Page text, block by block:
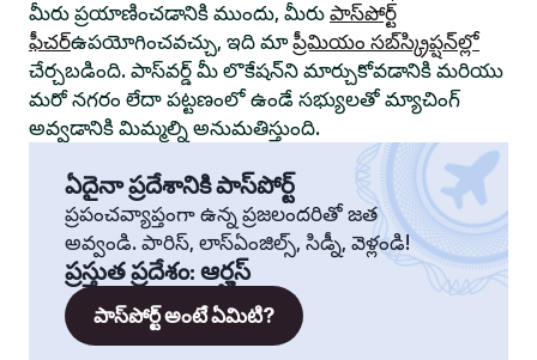
మీరు ప్రయాణించడానికి ముందు, మీరు పాస్‌పోర్ట్
ఫీచర్ఉపయోగించవచ్చు, ఇది మాప్రీమియం సబ్‌స్క్రిప్షన్‌ల్లో
చేర్చబడింది. పాస్‌వర్డ్ మీ లొకేషన్‌ని మార్చుకోవడానికి మరియు
మరో నగరం లేదా పట్టణంలో ఉండే సభ్యులతో మ్యాచింగ్
అవ్వడానికి మిమ్మల్ని అనుమతిస్తుంది.
ఏదైనా ప్రదేశానికి పాస్‌పోర్ట్
ప్రపంచవ్యాప్తంగా ఉన్న ప్రజలందరితో జత
అవ్వండి. పారిస్, లాస్‌ఏంజిల్స్, సిడ్నీ, వెళ్లండి!
ప్రస్తుత ప్రదేశం: ఆర్హస్
పాస్‌పోర్ట్ అంటే ఏమిటి?